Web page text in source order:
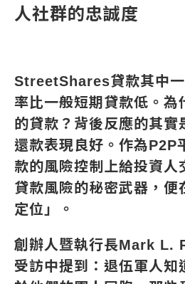
人社群的忠誠度
StreetShares貸款其中一
率比一般短期貸款低。為
的貸款？背後反應的其實
還款表現良好。作為P2P
款的風險控制上給投資人
貸款風險的秘密武器，便
定位」。
創辦人暨執行長Mark L.
受訪中提到：退伍軍人知